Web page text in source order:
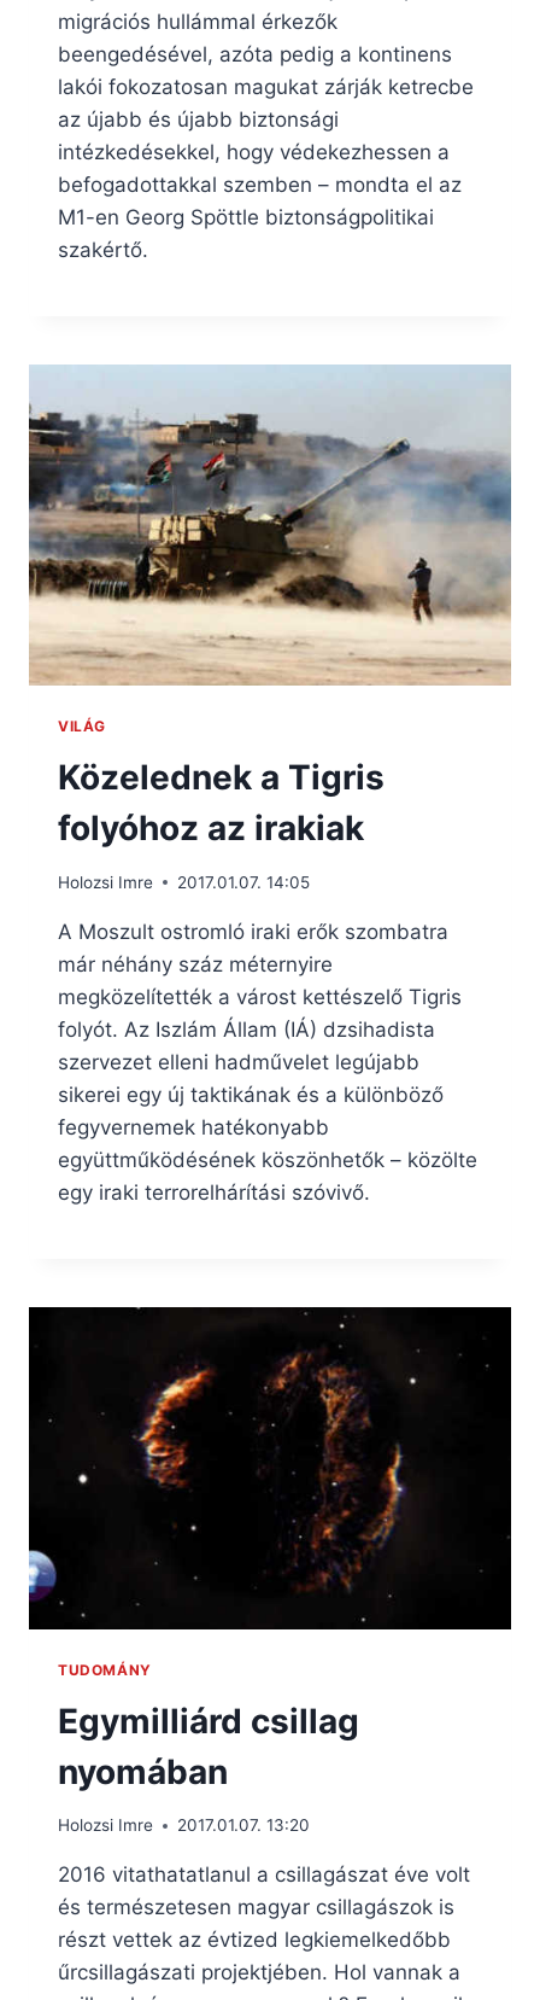
migrációs hullámmal érkezők
beengedésével, azóta pedig a kontinens
lakói fokozatosan magukat zárják ketrecbe
az újabb és újabb biztonsági
intézkedésekkel, hogy védekezhessen a
befogadottakkal szemben – mondta el az
M1-en Georg Spöttle biztonságpolitikai
szakértő.
VILÁG
Közelednek a Tigris
folyóhoz az irakiak
Holozsi Imre 2017.01.07. 14:05
A Moszult ostromló iraki erők szombatra
már néhány száz méternyire
megközelítették a várost kettészelő Tigris
folyót. Az Iszlám Állam (IÁ) dzsihadista
szervezet elleni hadművelet legújabb
sikerei egy új taktikának és a különböző
fegyvernemek hatékonyabb
együttműködésének köszönhetők – közölte
egy iraki terrorelhárítási szóvivő.
TUDOMÁNY
Egymilliárd csillag
nyomában
Holozsi Imre 2017.01.07. 13:20
2016 vitathatatlanul a csillagászat éve volt
és természetesen magyar csillagászok is
részt vettek az évtized legkiemelkedőbb
űrcsillagászati projektjében. Hol vannak a